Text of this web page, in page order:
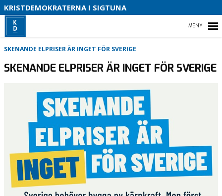
KRISTDEMOKRATERNA I SIGTUNA
HEM
VAD VI STÅR FÖR!
VÅR PARTIAVDELNING
VAD VILL VI I VÅR KOMMUN
SKENANDE ELPRISER ÄR INGET FÖR SVERIGE
SKENANDE ELPRISER ÄR INGET FÖR SVERIGE